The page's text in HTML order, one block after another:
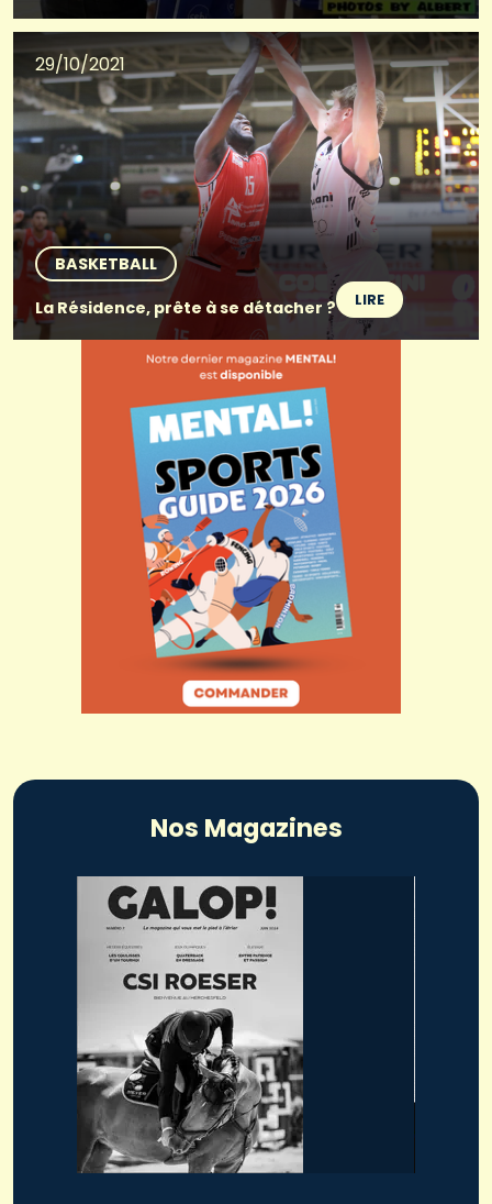
29/10/2021
BASKETBALL
La Résidence, prête à se détacher ?
LIRE
Nos Magazines